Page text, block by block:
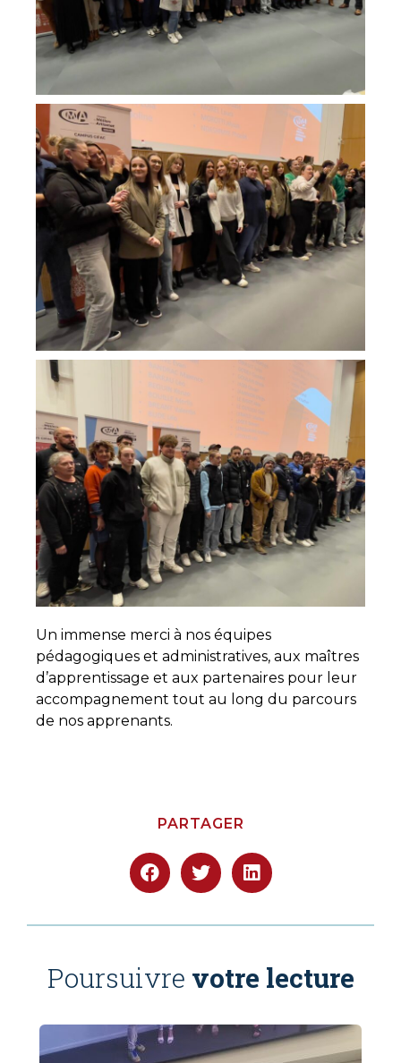
Un immense merci à nos équipes
pédagogiques et administratives, aux maîtres
d’apprentissage et aux partenaires pour leur
accompagnement tout au long du parcours
de nos apprenants.
PARTAGER
Poursuivre votre lecture